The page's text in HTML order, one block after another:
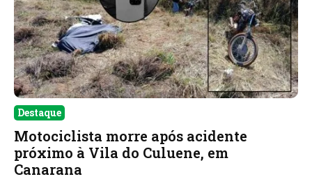
Destaque
Motociclista morre após acidente
próximo à Vila do Culuene, em
Canarana